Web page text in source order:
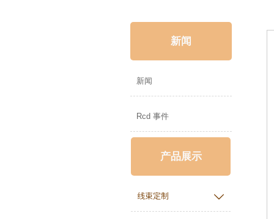
新闻
新闻
Rcd 事件
产品展示
线束定制 